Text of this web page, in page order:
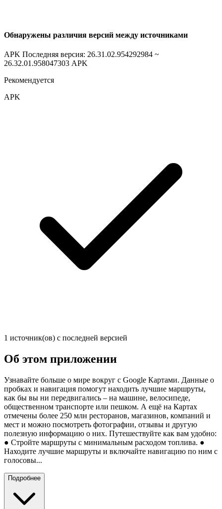
Обнаружены различия версий между источниками
APK Последняя версия: 26.31.02.954292984 ~
26.32.01.958047303 APK
Рекомендуется
APK
1 источник(ов) с последней версией
Об этом приложении
Узнавайте больше о мире вокруг с Google Картами. Данные о
пробках и навигация помогут находить лучшие маршруты,
как бы вы ни передвигались – на машине, велосипеде,
общественном транспорте или пешком. А ещё на Картах
отмечены более 250 млн ресторанов, магазинов, компаний и
мест и можно посмотреть фотографии, отзывы и другую
полезную информацию о них. Путешествуйте как вам удобно:
● Стройте маршруты с минимальным расходом топлива. ●
Находите лучшие маршруты и включайте навигацию по ним с
голосовы...
Подробнее